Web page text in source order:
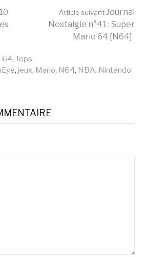
Article suivant Journal
Nostalgie n°41 : Super
Mario 64 [N64]
64, Tops
, jeux, Mario, N64, NBA, Nintendo